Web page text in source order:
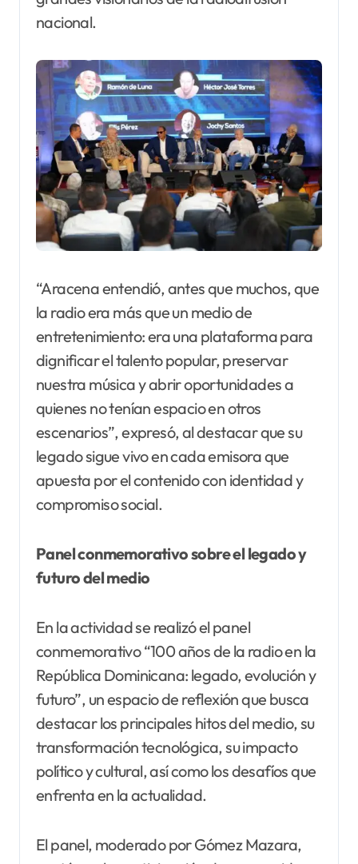
nacional.
“Aracena entendió, antes que muchos, que
la radio era más que un medio de
entretenimiento: era una plataforma para
dignificar el talento popular, preservar
nuestra música y abrir oportunidades a
quienes no tenían espacio en otros
escenarios”, expresó, al destacar que su
legado sigue vivo en cada emisora que
apuesta por el contenido con identidad y
compromiso social.
Panel conmemorativo sobre el legado y
futuro del medio
En la actividad se realizó el panel
conmemorativo “100 años de la radio en la
República Dominicana: legado, evolución y
futuro”, un espacio de reflexión que busca
destacar los principales hitos del medio, su
transformación tecnológica, su impacto
político y cultural, así como los desafíos que
enfrenta en la actualidad.
El panel, moderado por Gómez Mazara,